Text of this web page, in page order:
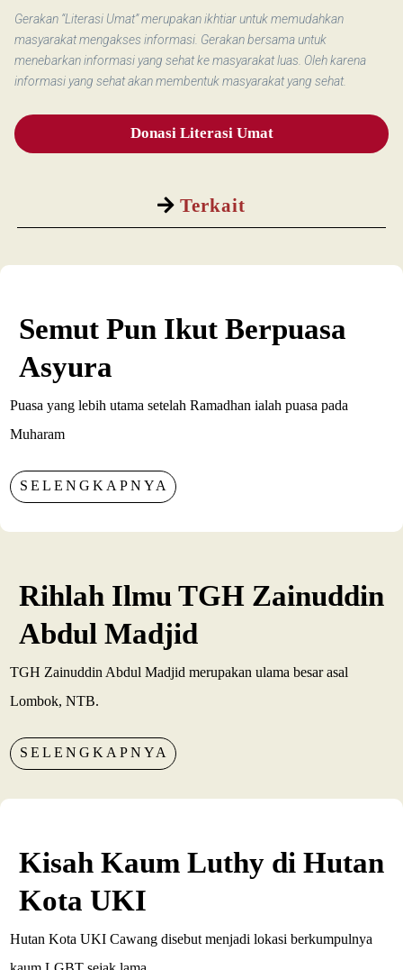
Terkait
Gerakan “Literasi Umat” merupakan ikhtiar untuk memudahkan
masyarakat mengakses informasi. Gerakan bersama untuk
menebarkan informasi yang sehat ke masyarakat luas. Oleh karena
informasi yang sehat akan membentuk masyarakat yang sehat.
Donasi Literasi Umat
Semut Pun Ikut Berpuasa
Asyura
Puasa yang lebih utama setelah Ramadhan ialah puasa pada
Muharam
SELENGKAPNYA
Rihlah Ilmu TGH Zainuddin
Abdul Madjid
TGH Zainuddin Abdul Madjid merupakan ulama besar asal
Lombok, NTB.
SELENGKAPNYA
Kisah Kaum Luthy di Hutan
Kota UKI
Hutan Kota UKI Cawang disebut menjadi lokasi berkumpulnya